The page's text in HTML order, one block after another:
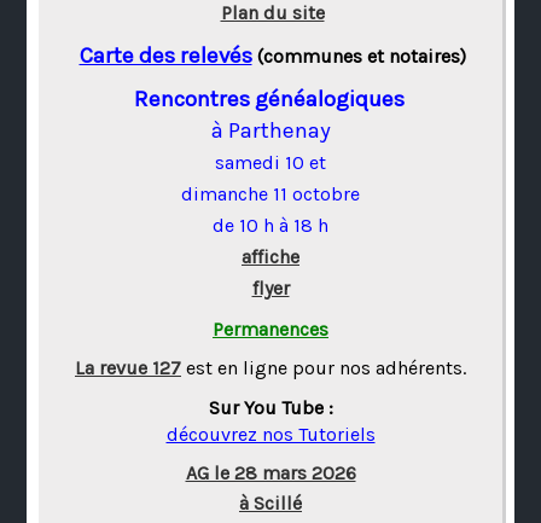
Plan du site
Carte des relevés(communes et notaires)
Rencontres généalogiques
à Parthenay
samedi 10 et
dimanche 11 octobre
de 10 h à 18 h
affiche
flyer
Permanences
La revue 127 est en ligne pour nos adhérents.
Sur You Tube :
découvrez nos Tutoriels
AG le 28 mars 2026
à Scillé